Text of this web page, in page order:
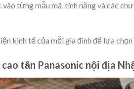
vào từng mẫu mã, tính năng và các
kinh tế của mỗi gia đình để lựa
tần Panasonic nội địa